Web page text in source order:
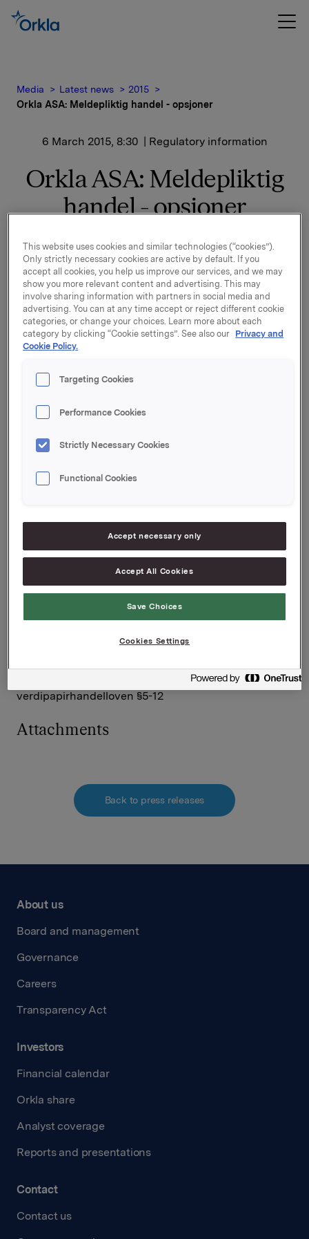
Media Latest news
2015
Orkla ASA: Meldepliktig handel - opsjoner
6 March 2015, 8:30 | Regulatory information
Orkla ASA: Meldepliktig
handel - opsjoner
Orkla innløste 5. mars, under sitt tidligere
opsjonsprogram for ledere, 50.000 opsjoner i Orkla-
aksjer.
20.000 opsjoner ble innløst til innløsningskurs 38,88
kroner pr. aksje, og 30.000 opsjoner ble innløst til
innløsningskurs 45,03 kroner pr. aksje.
Orklas tidligere opsjonsprogram for ledere etter disse
aksjer.
Orkla ASA,
Direktør Investor Relations
Tlf.: +47 977 13 250
Investor Relations
Denne opplysningen er informasjonspliktig etter
verdipapirhandelloven §5-12
Attachments
Back to press releases
About us
Board and management
Governance
Careers
Transparency Act
Investors
Financial calendar
Orkla share
Analyst coverage
Reports and presentations
Contact
Contact us
This website uses cookies and similar technologies (“cookies”).
Only strictly necessary cookies are active by default. If you
accept all cookies, you help us improve our services, and we may
show you more relevant content and advertising. This may
involve sharing information with partners in social media and
advertising. You can at any time accept or reject different cookie
categories, or change your choices. Learn more about each
category by clicking “Cookie settings”. See also our Privacy and
Cookie Policy.
Targeting Cookies
Performance Cookies
Strictly Necessary Cookies
Functional Cookies
Accept necessary only
Accept All Cookies
Save Choices
Cookies Settings